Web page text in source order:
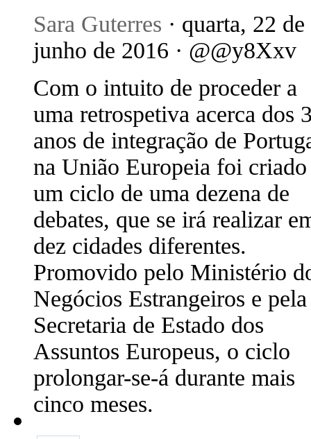
Sara Guterres · quarta, 22 de
junho de 2016 · @@y8Xxv
Com o intuito de proceder a
uma retrospetiva acerca dos
anos de integração de
na União Europeia foi criado
um ciclo de uma dezena de
debates, que se irá realizar
dez cidades diferentes.
Promovido pelo Ministério
Negócios Estrangeiros e pela
Secretaria de Estado dos
Assuntos Europeus, o ciclo
prolongar-se-á durante mais
cinco meses.